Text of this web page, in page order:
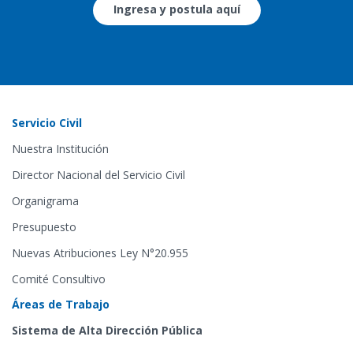
Ingresa y postula aquí
Servicio Civil
Nuestra Institución
Director Nacional del Servicio Civil
Organigrama
Presupuesto
Nuevas Atribuciones Ley N°20.955
Comité Consultivo
Áreas de Trabajo
Sistema de Alta Dirección Pública